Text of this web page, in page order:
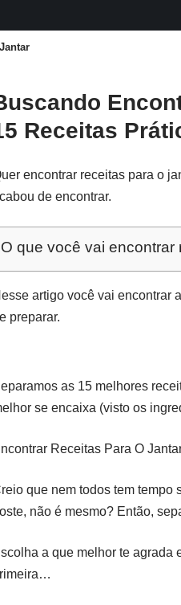
Receitas
encontrar receitas para o
de encontrar.
O que você vai encontrar
artigo você vai encontrar
preparar.
as 15 melhores
se encaixa (visto os
Receitas Para O
que nem todos tem tempo
não é mesmo? Então,
a que melhor te agrada